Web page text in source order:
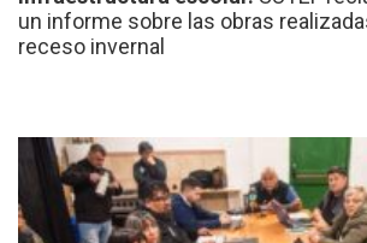
un informe sobre las obras
receso invernal